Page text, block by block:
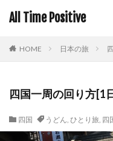
All Time Positive
HOME 日本の旅
四国一周の回り方[1
四国 うどん, ひとり旅, 四